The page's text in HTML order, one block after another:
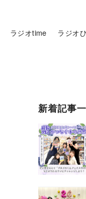
ラジオtime ラジオ
新着記事